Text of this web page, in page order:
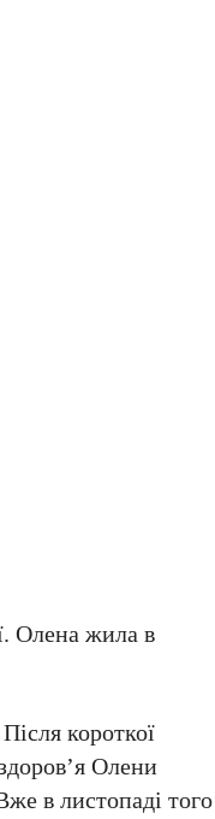
Олена жила в
короткої
Олени
в листопаді того